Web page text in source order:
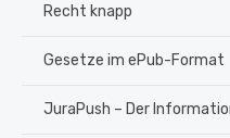
Recht knapp
Gesetze im ePub-Format
JuraPush – Der